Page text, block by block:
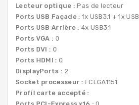
Lecteur optique : Pas de lecteur
Ports USB Façade : 1x USB3.1 + 1x
Ports USB Arrière : 4x USB3.1
Ports VGA : 0
Ports DVI : 0
Ports HDMI : 0
DisplayPorts : 2
Socket processeur : FCLGA1151
Profil carte accepté :